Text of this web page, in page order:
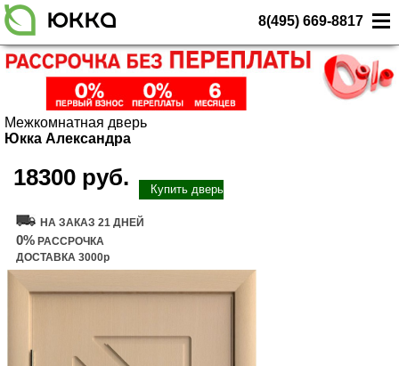
8(495) 669-8817
Межкомнатная дверь
Юкка Александра
18300 руб. Купить дверь
НА ЗАКАЗ 21 ДНЕЙ
0% РАССРОЧКА
ДОСТАВКА 3000р